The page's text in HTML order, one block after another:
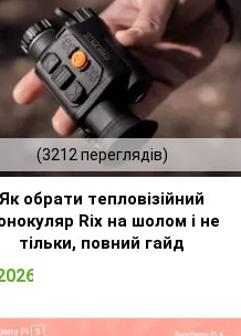
(3212 переглядів)
Як обрати тепловізійний
Rix на шолом і не
тільки, повний гайд
15:09